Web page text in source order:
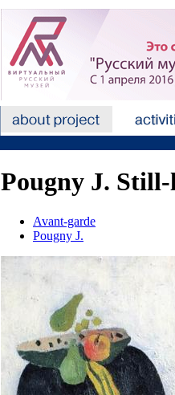
Pougny J.
Avant-garde
Pougny J.